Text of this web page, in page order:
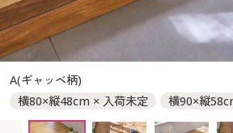
大きいサイズ メンズ
大きいサイズ 事務・制服
カタログ
カタログ・チラシからのご注文
デジタルカタログ
大きいサイズ 事務・制服
カタログ・チラシからのご注文
カタログ無料プレゼント
A(ギャッベ柄)
横80×縦48cm × 入荷未定
横90×縦